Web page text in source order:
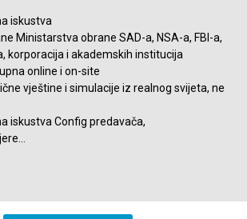
iskustva
Ministarstva obrane SAD-a, NSA-a, FBI-a,
korporacija i akademskih institucija
online i on-site
vještine i simulacije iz realnog svijeta, ne
iskustva Config predavača,